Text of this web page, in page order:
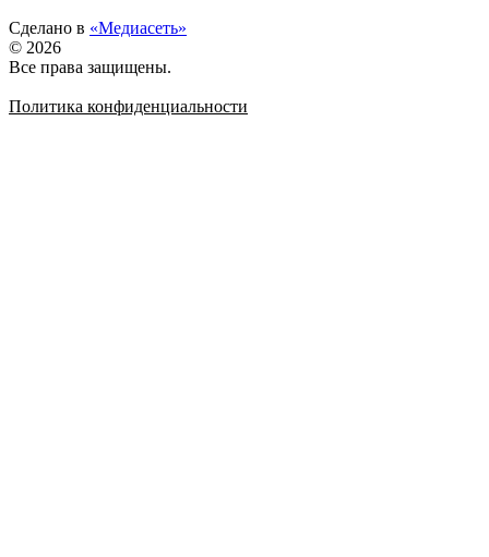
Сделано в «Медиасеть»
© 2026
Все права защищены.
Политика конфиденциальности